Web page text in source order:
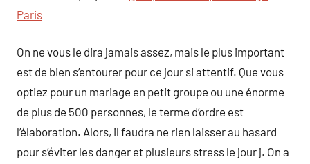
Paris
On ne vous le dira jamais assez, mais le plus important
est de bien s’entourer pour ce jour si attentif. Que vous
optiez pour un mariage en petit groupe ou une énorme
de plus de 500 personnes, le terme d’ordre est
l’élaboration. Alors, il faudra ne rien laisser au hasard
pour s’éviter les danger et plusieurs stress le jour j. On a